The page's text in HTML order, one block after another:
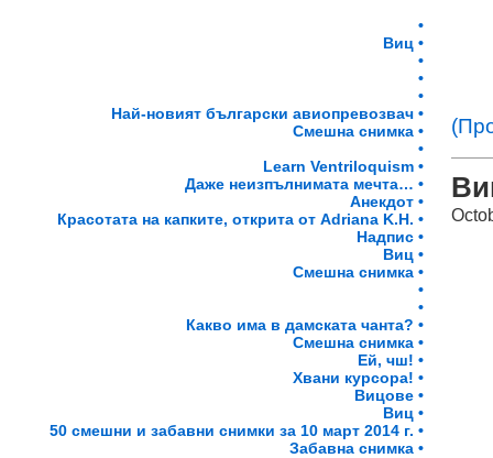
•
Виц •
•
•
•
Най-новият български авиопревозвач •
Смешна снимка •
•
Learn Ventriloquism •
Даже неизпълнимата мечта… •
Анекдот •
Красотата на капките, открита от Adriana K.H. •
Надпис •
Виц •
Смешна снимка •
•
•
Какво има в дамската чанта? •
Смешна снимка •
Ей, чш! •
Хвани курсора! •
Вицове •
Виц •
50 смешни и забавни снимки за 10 март 2014 г. •
Забавна снимка •